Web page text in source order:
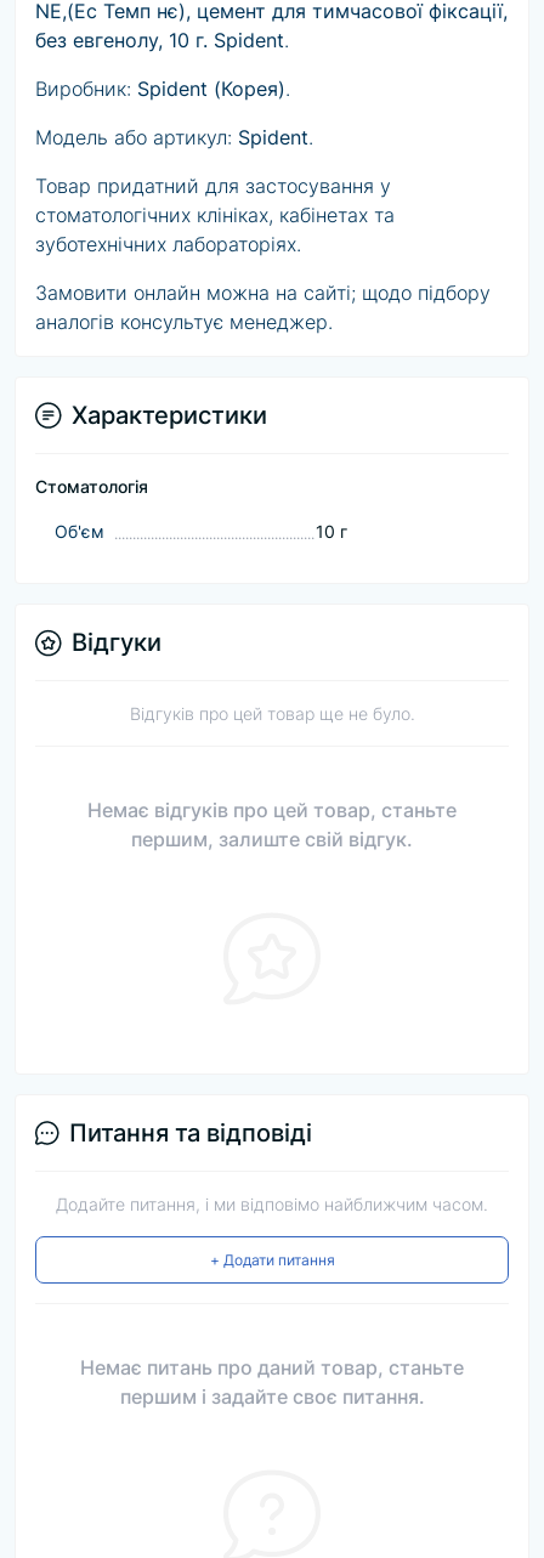
NE,(Ес Темп нє), цемент для тимчасової фіксації,
без евгенолу, 10 г. Spident.
Виробник: Spident (Корея).
Модель або артикул: Spident.
Товар придатний для застосування у
стоматологічних клініках, кабінетах та
зуботехнічних лабораторіях.
Замовити онлайн можна на сайті; щодо підбору
аналогів консультує менеджер.
Характеристики
Стоматологія
Об'єм 10 г
Відгуки
Відгуків про цей товар ще не було.
Немає відгуків про цей товар, станьте
першим, залиште свій відгук.
Питання та відповіді
Додайте питання, і ми відповімо найближчим часом.
+ Додати питання
Немає питань про даний товар, станьте
першим і задайте своє питання.